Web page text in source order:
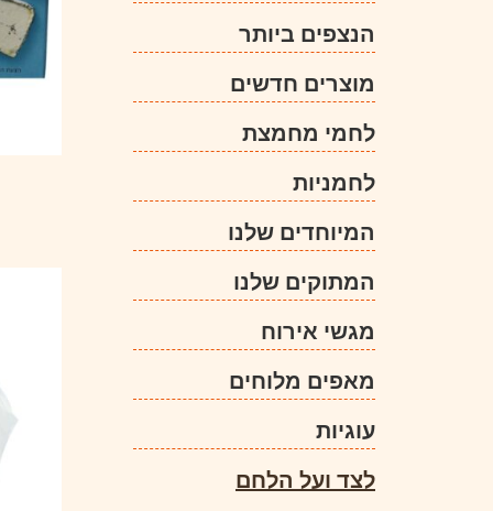
הנצפים ביותר
מוצרים חדשים
לחמי מחמצת
לחמניות
המיוחדים שלנו
המתוקים שלנו
מגשי אירוח
מאפים מלוחים
עוגיות
לצד ועל הלחם